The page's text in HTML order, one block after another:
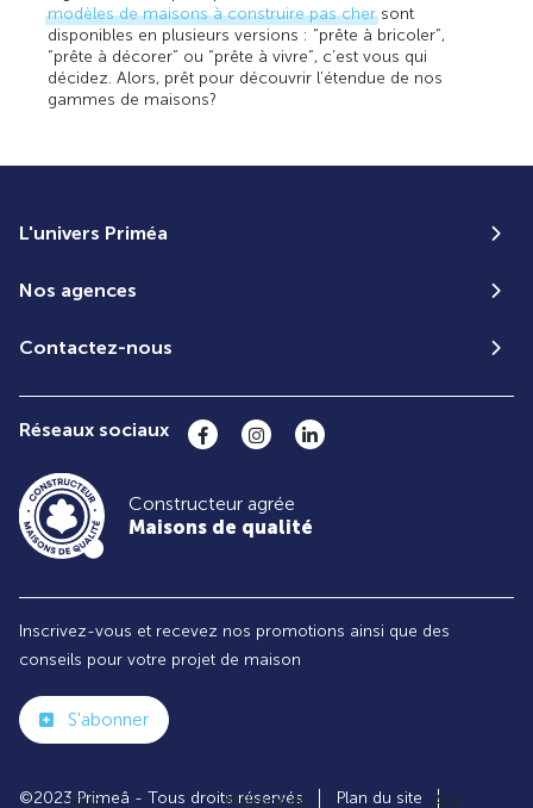
Club Maisons de Avis
modèles de maisons à construire pas chersont
disponibles en plusieurs versions : “prête à bricoler”,
“prête à décorer” ou “prête à vivre”, c’est vous qui
décidez. Alors, prêt pour découvrir l’étendue de nos
gammes de maisons?
L'univers Priméa
Nos agences
Contactez-nous
Réseaux sociaux
Constructeur agrée
Maisons de qualité
Inscrivez-vous et recevez nos promotions ainsi que des
conseils pour votre projet de maison
S'abonner
©2023 Primeâ - Tous droits réservés Plan du site